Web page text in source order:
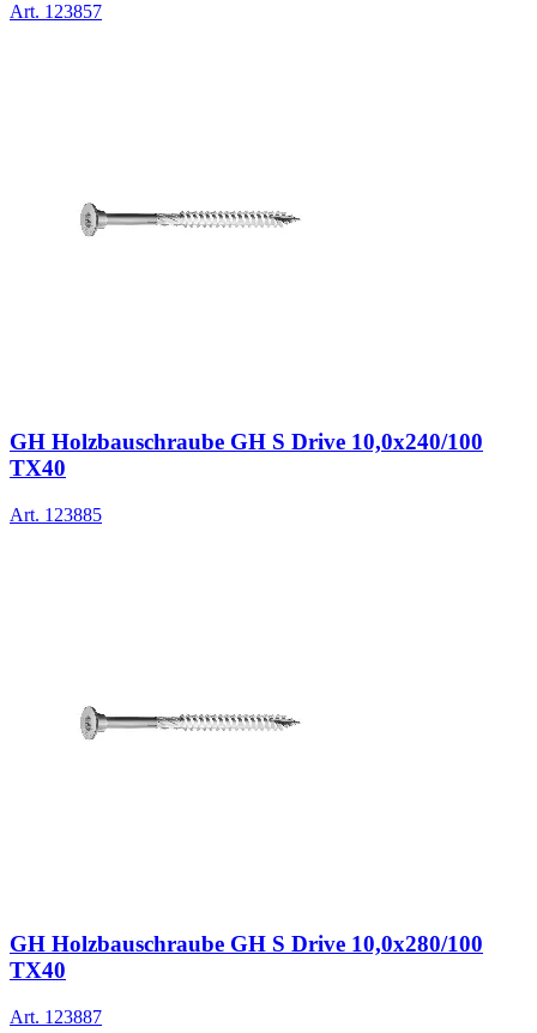
Art. 123857
GH Holzbauschraube GH S Drive 10,0x240/100
TX40
Art. 123885
GH Holzbauschraube GH S Drive 10,0x280/100
TX40
Art. 123887